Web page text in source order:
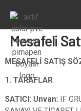
Mesafeli
MESAFELİ SATIŞ
1. TARAFLAR
SATICI: Unvan: IF